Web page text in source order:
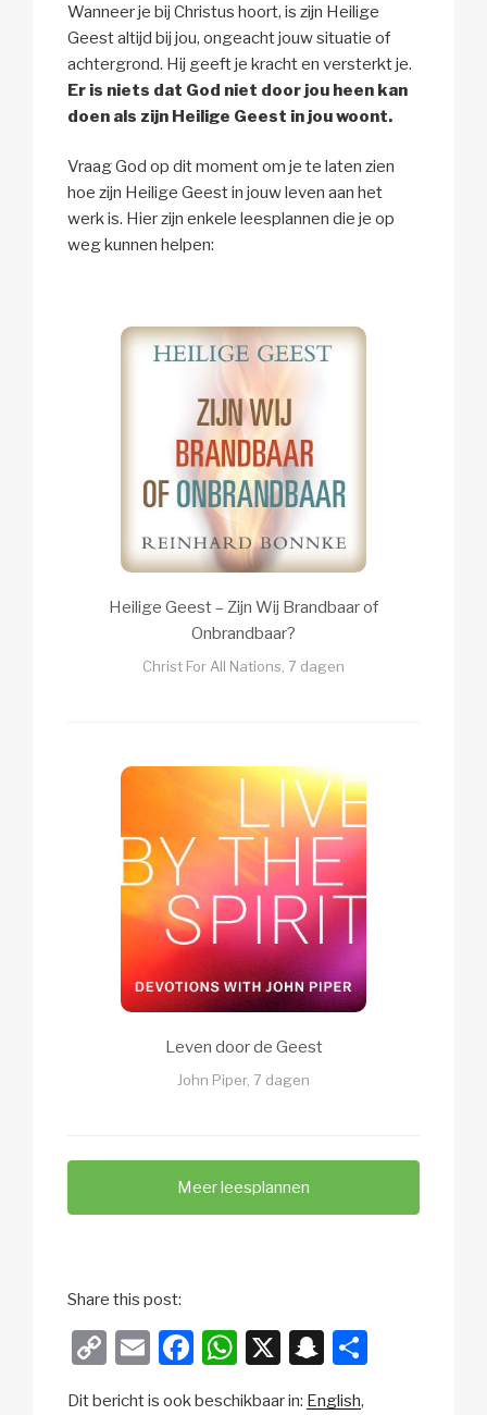
Wanneer je bij Christus hoort, is zijn Heilige
Geest altijd bij jou, ongeacht jouw situatie of
achtergrond. Hij geeft je kracht en versterkt je.
Er is niets dat God niet door jou heen kan
doen als zijn Heilige Geest in jou woont.
Vraag God op dit moment om je te laten zien
hoe zijn Heilige Geest in jouw leven aan het
werk is. Hier zijn enkele leesplannen die je op
weg kunnen helpen:
Heilige Geest – Zijn Wij Brandbaar of
Onbrandbaar?
Christ For All Nations, 7 dagen
Leven door de Geest
John Piper, 7 dagen
Meer leesplannen
Share this post:
C
E
F
W X
S
Dit bericht is ook beschikbaar in: English